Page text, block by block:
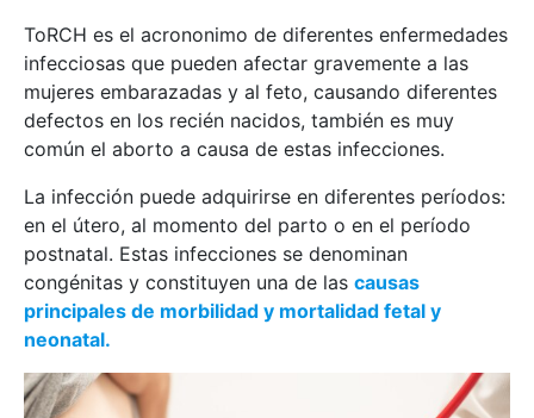
ToRCH es el acrononimo de diferentes enfermedades
infecciosas que pueden afectar gravemente a las
mujeres embarazadas y al feto, causando diferentes
defectos en los recién nacidos, también es muy
común el aborto a causa de estas infecciones.
La infección puede adquirirse en diferentes períodos:
en el útero, al momento del parto o en el período
postnatal. Estas infecciones se denominan
congénitas y constituyen una de las causas
principales de morbilidad y mortalidad fetal y
neonatal.